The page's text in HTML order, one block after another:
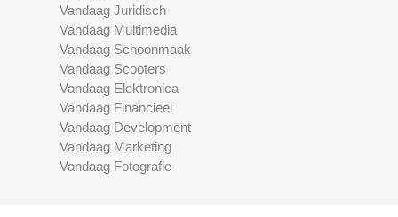
Vandaag Juridisch
Vandaag Multimedia
Vandaag Schoonmaak
Vandaag Scooters
Vandaag Elektronica
Vandaag Financieel
Vandaag Development
Vandaag Marketing
Vandaag Fotografie